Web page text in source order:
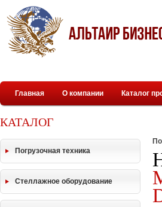
Главная О компании Каталог
КАТАЛОГ
Погрузочная техника
Стеллажное оборудование